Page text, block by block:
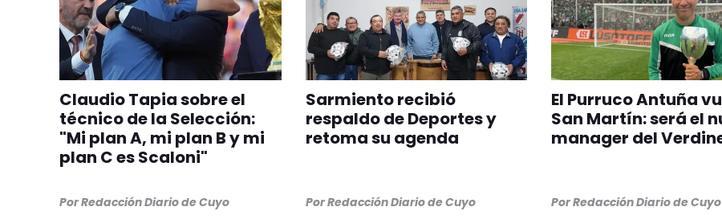
Claudio Tapia sobre el
técnico de la Selección:
"Mi plan A, mi plan B y mi
plan C es Scaloni"
PorRedacción Diario de Cuyo
Sarmiento recibió
respaldo de Deportes y
retoma su agenda
PorRedacción Diario de Cuyo
El Purruco Antuña
San Martín: será el
manager del
PorRedacción Diario de Cuyo